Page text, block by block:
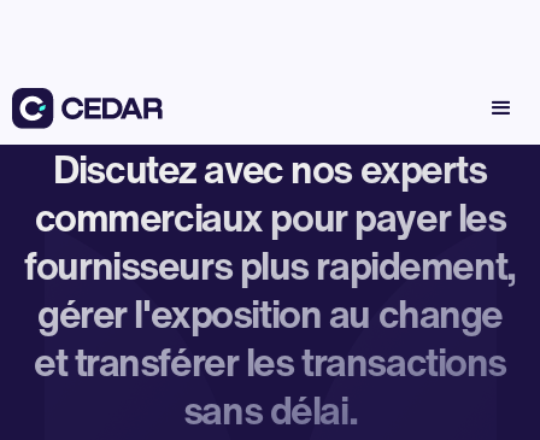
Discutez avec nos experts
commerciaux pour payer les
fournisseurs plus rapidement,
gérer l'exposition au change
et transférer les transactions
sans délai.